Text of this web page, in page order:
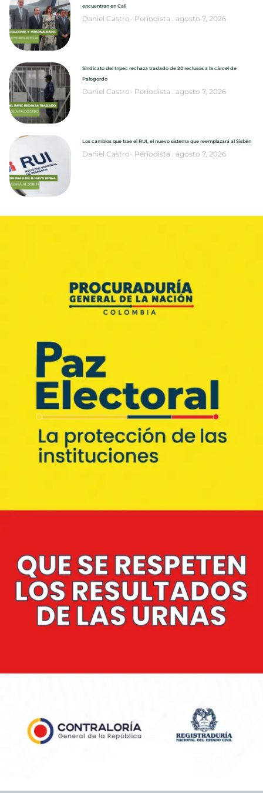
encuentran en Cali
Daniel Castro- Periodista agosto 7, 2026
Sindicato del Inpec rechaza traslado de 20 reclusos a la cárcel de
Palogordo
Daniel Castro- Periodista agosto 7, 2026
Los cambios que trae el RUI, el nuevo sistema que reemplazará al Sisbén
Daniel Castro- Periodista agosto 7, 2026